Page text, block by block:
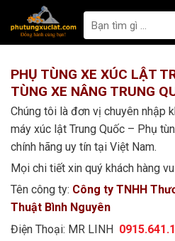
content
PHỤ TÙNG XE XÚC LẬT
TÙNG XE NÂNG TRUNG
Chúng tôi là đơn vị chuyên nhập
máy xúc lật Trung Quốc – Phụ
chính hãng uy tín tại Việt Nam.
Mọi chi tiết xin quý khách hàng
Tên công ty: Công ty TNHH
Thuật Bình Nguyên
Điện Thoại: MR LINH